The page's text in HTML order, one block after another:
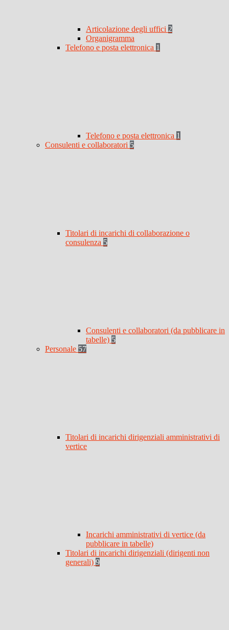
Articolazione degli uffici 2
Organigramma
Telefono e posta elettronica 1
Telefono e posta elettronica 1
Consulenti e collaboratori 5
Titolari di incarichi di collaborazione o
consulenza 5
Consulenti e collaboratori (da pubblicare in
tabelle) 5
Personale 57
Titolari di incarichi dirigenziali amministrativi di
vertice
Incarichi amministrativi di vertice (da
pubblicare in tabelle)
Titolari di incarichi dirigenziali (dirigenti non
generali) 9